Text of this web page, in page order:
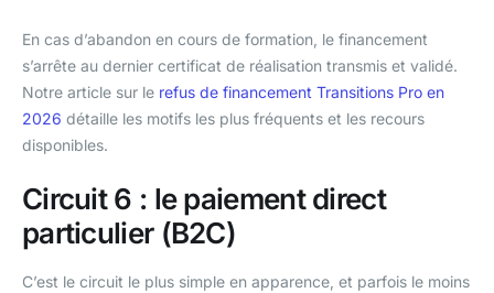
En cas d’abandon en cours de formation, le financement
s’arrête au dernier certificat de réalisation transmis et validé.
Notre article sur le refus de financement Transitions Pro en
2026 détaille les motifs les plus fréquents et les recours
disponibles.
Circuit 6 : le paiement direct
particulier (B2C)
C’est le circuit le plus simple en apparence, et parfois le moins